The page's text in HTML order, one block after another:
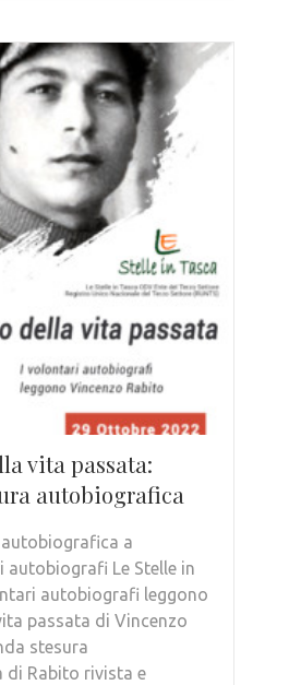
vita passata:
autobiografica
a
Le Stelle in
autobiografi leggono
passata di Vincenzo
stesura
di Rabito rivista e